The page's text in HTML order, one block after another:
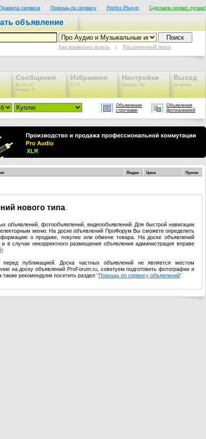
сервиса Помощь по сервису Firefox Plug-in Сделаем сервис лучше!
объявление
Как правильно искать | Расширенный поиск
Сообщения
Всего: 0
Новых: 0
Избранное
0 / 0
Настройки
Баланс: 0р
Выход
из меню
Объявления
строчками
Объявления
фотогалереей
Видео Цена Просм
нового типа.
объявлений, фотообъявлений, видеообъявлений. Для быстрой навигации
меню. На доске объявлений ПроФорум Вы сможете определить
о продаже, покупке или обмене товара. На доске объявлений
в случае некорректного размещения объявления администрация вправе
)
публикацией. Доска частных объявлений не является местом
на доску объявлений ProForum.ru, советуем подготовить фотографии и
рекомендуем посетить раздел "Помощь по сервису объявлений".